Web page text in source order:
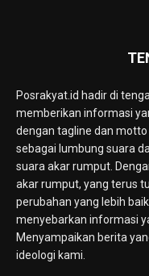
Posrakyat.id hadir di
memberikan informasi
dengan tagline dan
sebagai lumbung suara
suara akar rumput.
akar rumput, yang terus
perubahan yang lebih
menyebarkan informasi
Menyampaikan berita
ideologi kami.